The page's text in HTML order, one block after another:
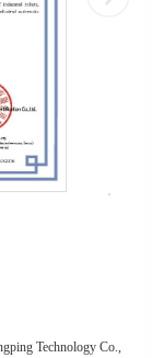
Technology Co.,